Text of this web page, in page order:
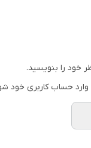
خود را بنویسید.
وارد حساب کاربری خود